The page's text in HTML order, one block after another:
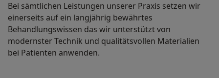
Bei sämtlichen Leistungen unserer Praxis setzen wir
einerseits auf ein langjährig bewährtes
Behandlungswissen das wir unterstützt von
modernster Technik und qualitätsvollen Materialien
bei Patienten anwenden.